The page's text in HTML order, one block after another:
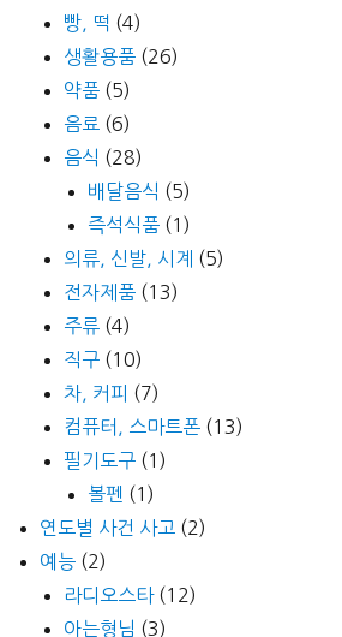
빵, 떡 (4)
생활용품 (26)
약품 (5)
음료 (6)
음식 (28)
배달음식 (5)
즉석식품 (1)
의류, 신발, 시계 (5)
전자제품 (13)
주류 (4)
직구 (10)
차, 커피 (7)
컴퓨터, 스마트폰 (13)
필기도구 (1)
볼펜 (1)
연도별 사건 사고 (2)
예능 (2)
라디오스타(12)
아는형님 (3)